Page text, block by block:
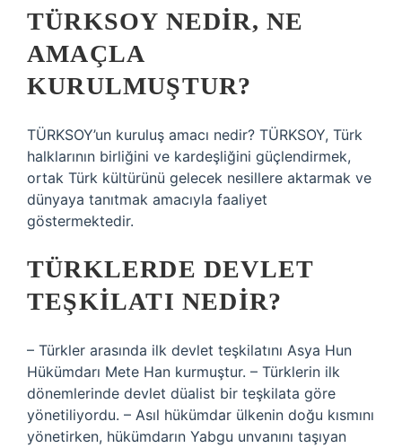
TÜRKSOY NEDIR, NE
AMAÇLA
KURULMUŞTUR?
TÜRKSOY’un kuruluş amacı nedir? TÜRKSOY, Türk
halklarının birliğini ve kardeşliğini güçlendirmek,
ortak Türk kültürünü gelecek nesillere aktarmak ve
dünyaya tanıtmak amacıyla faaliyet
göstermektedir.
TÜRKLERDE DEVLET
TEŞKILATI NEDIR?
– Türkler arasında ilk devlet teşkilatını Asya Hun
Hükümdarı Mete Han kurmuştur. – Türklerin ilk
dönemlerinde devlet düalist bir teşkilata göre
yönetiliyordu. – Asıl hükümdar ülkenin doğu kısmını
yönetirken, hükümdarın Yabgu unvanını taşıyan